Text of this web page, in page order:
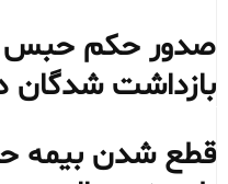
صدور حکم حبس
بازداشت شدگان